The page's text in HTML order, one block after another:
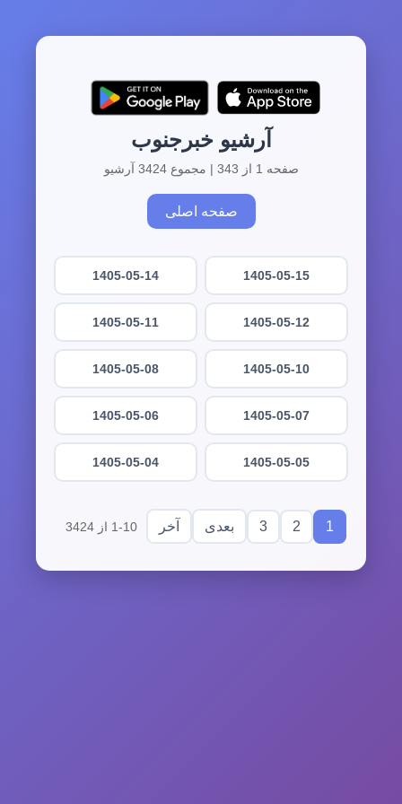
آرشیو خبرجنوب
صفحه 1 از 343 | مجموع 3424 آرشیو
صفحه اصلی
1405-05-15
1405-05-14
1405-05-12
1405-05-11
1405-05-10
1405-05-08
1405-05-07
1405-05-06
1405-05-05
1405-05-04
1
2
3 بعدی آخر 1-10 از 3424